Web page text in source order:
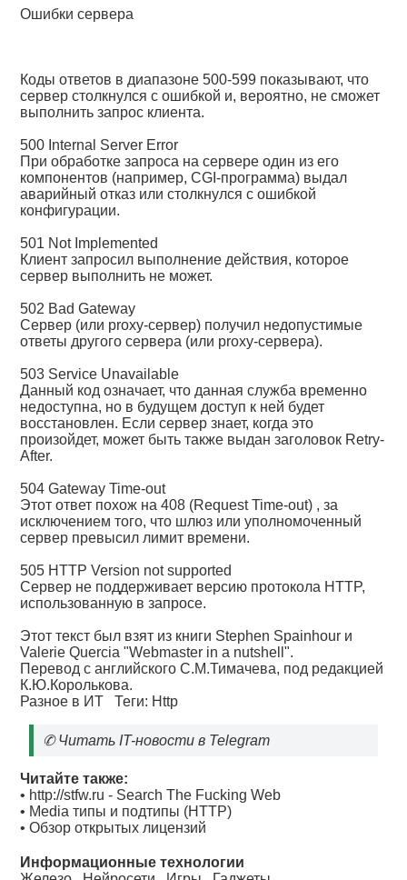
Ошибки сервера
Коды ответов в диапазоне 500-599 показывают, что
сервер столкнулся с ошибкой и, вероятно, не сможет
выполнить запрос клиента.
500 Internal Server Error
При обработке запроса на сервере один из его
компонентов (например, CGI-программа) выдал
аварийный отказ или столкнулся с ошибкой
конфигурации.
501 Not Implemented
Клиент запросил выполнение действия, которое
сервер выполнить не может.
502 Bad Gateway
Сервер (или proxy-сервер) получил недопустимые
ответы другого сервера (или proxy-сервера).
503 Service Unavailable
Данный код означает, что данная служба временно
недоступна, но в будущем доступ к ней будет
восстановлен. Если сервер знает, когда это
произойдет, может быть также выдан заголовок Retry-
After.
504 Gateway Time-out
Этот ответ похож на 408 (Request Time-out) , за
исключением того, что шлюз или уполномоченный
сервер превысил лимит времени.
505 HTTP Version not supported
Сервер не поддерживает версию протокола HTTP,
использованную в запросе.
Этот текст был взят из книги Stephen Spainhour и
Valerie Quercia "Webmaster in a nutshell".
Перевод c английского С.М.Тимачева, под редакцией
К.Ю.Королькова.
Разное в ИТ Теги: Http
✆Читать IT-новости в Telegram
Читайте также:
• http://stfw.ru - Search The Fucking Web
• Media типы и подтипы (HTTP)
•Обзор открытых лицензий
Информационные технологии